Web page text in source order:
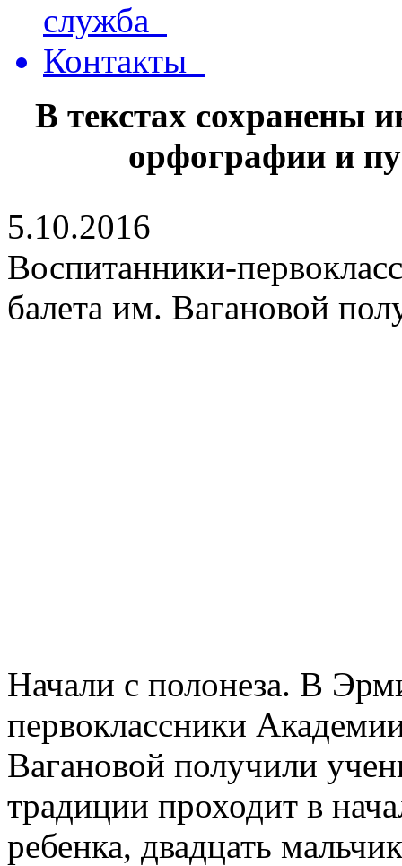
служба
Контакты
В текстах сохранены
орфографии и
5.10.2016
Воспитанники-
балета им. Вагановой
Начали с полонеза. В
первоклассники
Вагановой получили
традиции проходит в
ребенка, двадцать